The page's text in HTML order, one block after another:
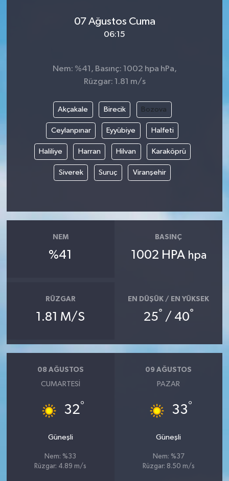
07 Ağustos Cuma
06:15
Nem: %41, Basınç: 1002 hpa hPa,
Rüzgar: 1.81 m/s
Akçakale Birecik Bozova
Ceylanpınar Eyyübiye Halfeti
Haliliye Harran Hilvan Karaköprü
Siverek Suruç Viranşehir
NEM
%41
BASINÇ
1002 HPA hpa
RÜZGAR
1.81 M/S
EN DÜŞÜK / EN YÜKSEK
25° / 40°
08 AĞUSTOS
CUMARTESI
32°
Güneşli
Nem: %33
Rüzgar: 4.89 m/s
09 AĞUSTOS
PAZAR
33°
Güneşli
Nem: %37
Rüzgar: 8.50 m/s
İlçe Haberleri
Kültür & Sanat
Magazin
Resmi İlanlar
Seri İlan
Siyaset
Sonsöz Özel
Vasıta
Yaşam